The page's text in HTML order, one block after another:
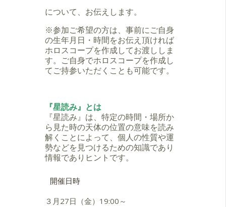
について、お伝えします。
※参加ご希望の方は、事前にご自身
の生年月日・時間をお伝え頂ければ
ホロスコープを作成してお渡ししま
す。ご自身でホロスコープを作成し
てご持参いただくことも可能です。
『星読み』とは
『星読み』は、特定の時間・場所か
ら見た時の天体の位置の意味を読み
解くことによって、個人の性質や運
勢などを見つけるための知識であり
情報でありヒントです。
開催日時
３月27日（金）19:00～